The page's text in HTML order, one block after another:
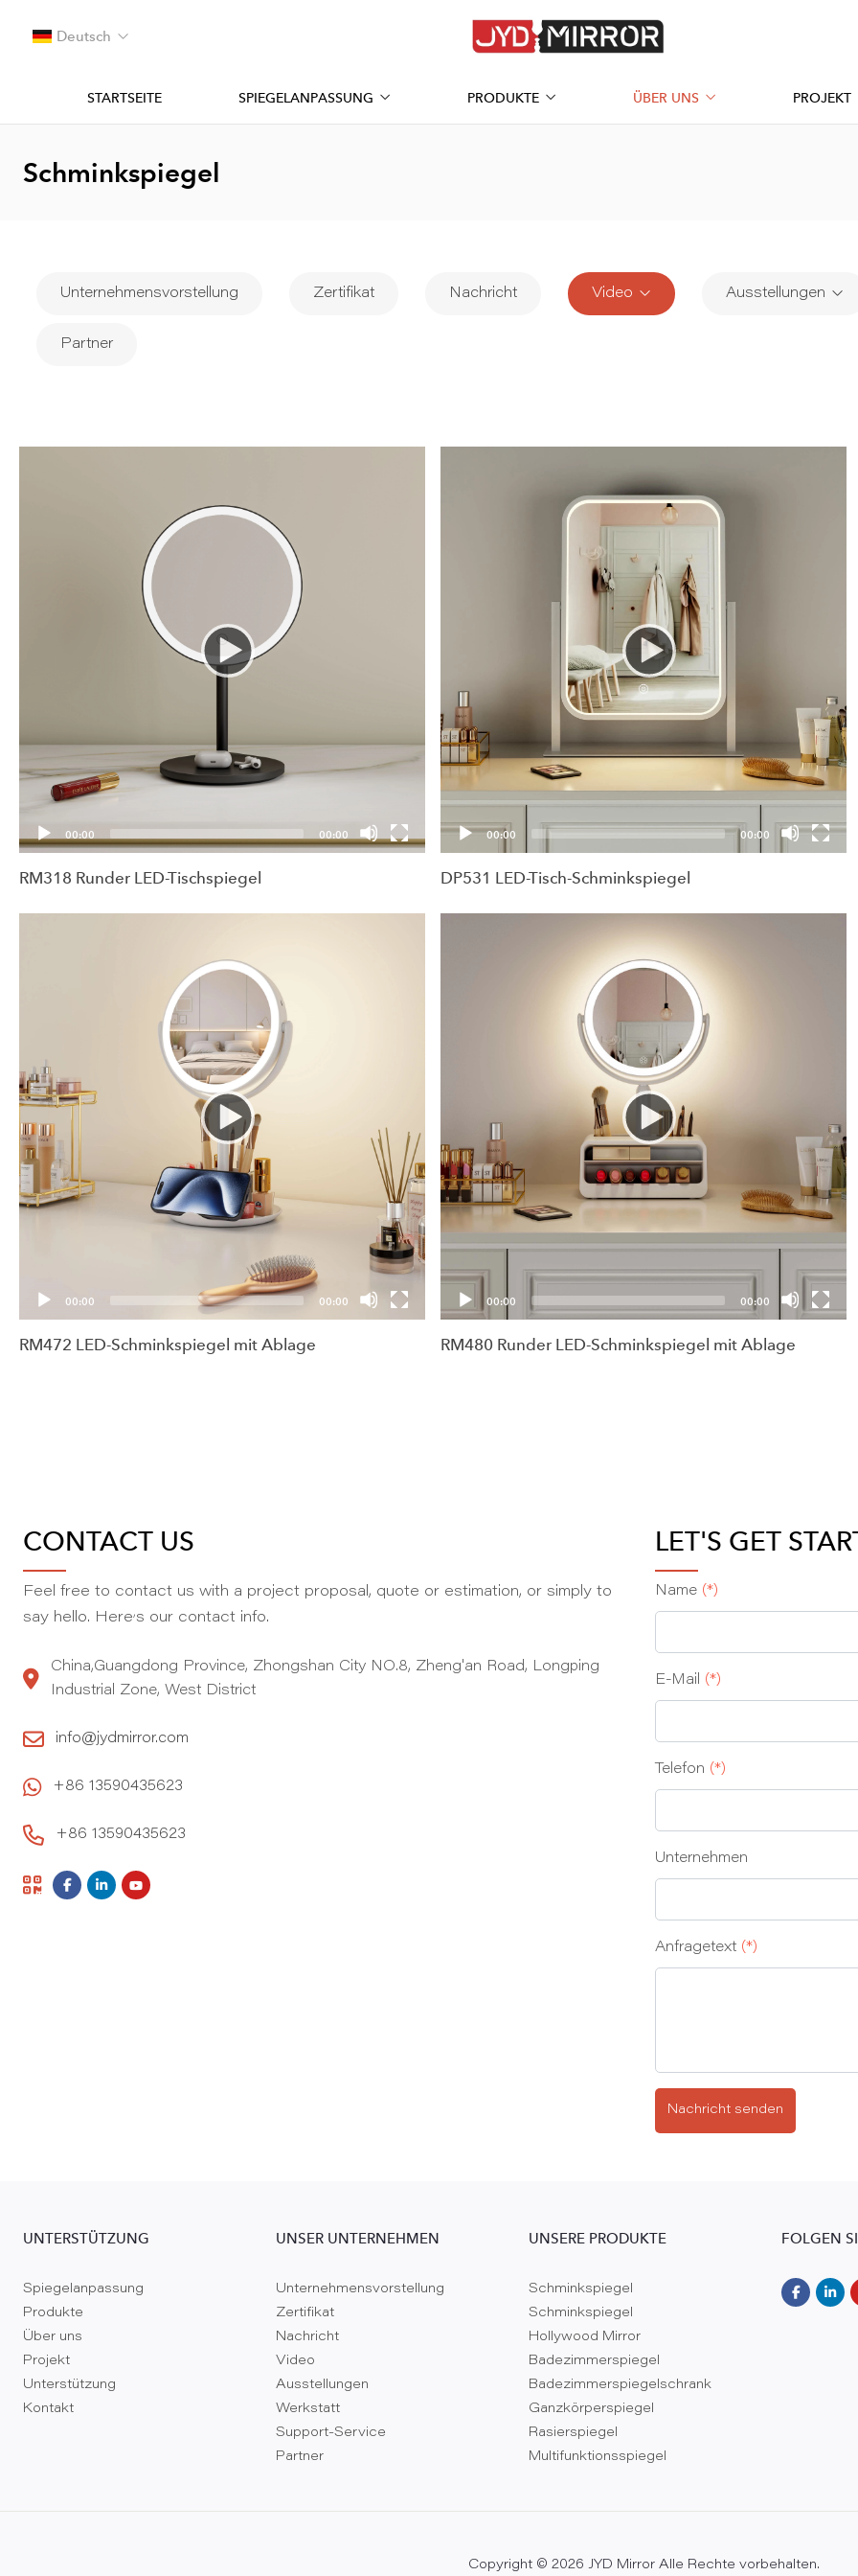
Deutsch
STARTSEITE SPIEGELANPASSUNG PRODUKTE ÜBER UNS PROJEKT
Schminkspiegel
Unternehmensvorstellung Zertifikat Nachricht Video Ausstellungen
Partner
00:00 00:00
RM318 Runder LED-Tischspiegel
00:00 00:00
DP531 LED-Tisch-Schminkspiegel
00:00 00:00
RM472 LED-Schminkspiegel mit Ablage
00:00 00:00
RM480 Runder LED-Schminkspiegel mit Ablage
CONTACT US
Feel free to contact us with a project proposal, quote or estimation, or simply to
say hello. Here,s our contact info.
China,Guangdong Province, Zhongshan City NO.8, Zheng'an Road, Longping
Industrial Zone, West District
info@jydmirror.com
+86 13590435623
+86 13590435623
LET'S GET
Name (*)
E‑Mail (*)
Telefon (*)
Unternehmen
Anfragetext (*)
Nachricht senden
UNTERSTÜTZUNG
Spiegelanpassung
Produkte
Über uns
Projekt
Unterstützung
Kontakt
UNSER UNTERNEHMEN
Unternehmensvorstellung
Zertifikat
Nachricht
Video
Ausstellungen
Werkstatt
Support-Service
Partner
UNSERE PRODUKTE
Schminkspiegel
Schminkspiegel
Hollywood Mirror
Badezimmerspiegel
Badezimmerspiegelschrank
Ganzkörperspiegel
Rasierspiegel
Multifunktionsspiegel
FOLGEN
Copyright © 2026 JYD Mirror Alle Rechte vorbehalten.